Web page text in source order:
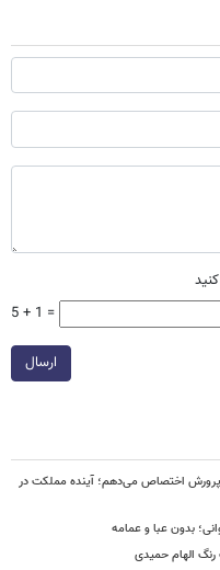
5 + 1 =
ارسال
پرورش اختصاص می‌دهم؛ آینده مملکت در
بدون عبا و عمامه
رنگ الهام حمیدی